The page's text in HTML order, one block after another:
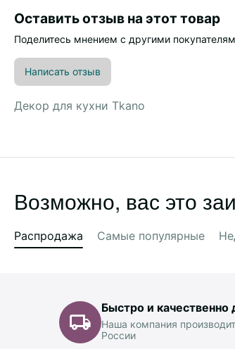
Оставить отзыв на этот товар
Поделитесь мнением с другими
Написать отзыв
Декор для кухни Tkano
Возможно, вас это
Распродажа Самые популярные
Быстро и качественно
Наша компания
России